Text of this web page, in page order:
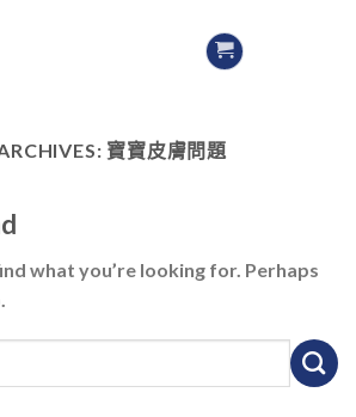
寶寶皮膚問題
what you’re looking for. Perhaps